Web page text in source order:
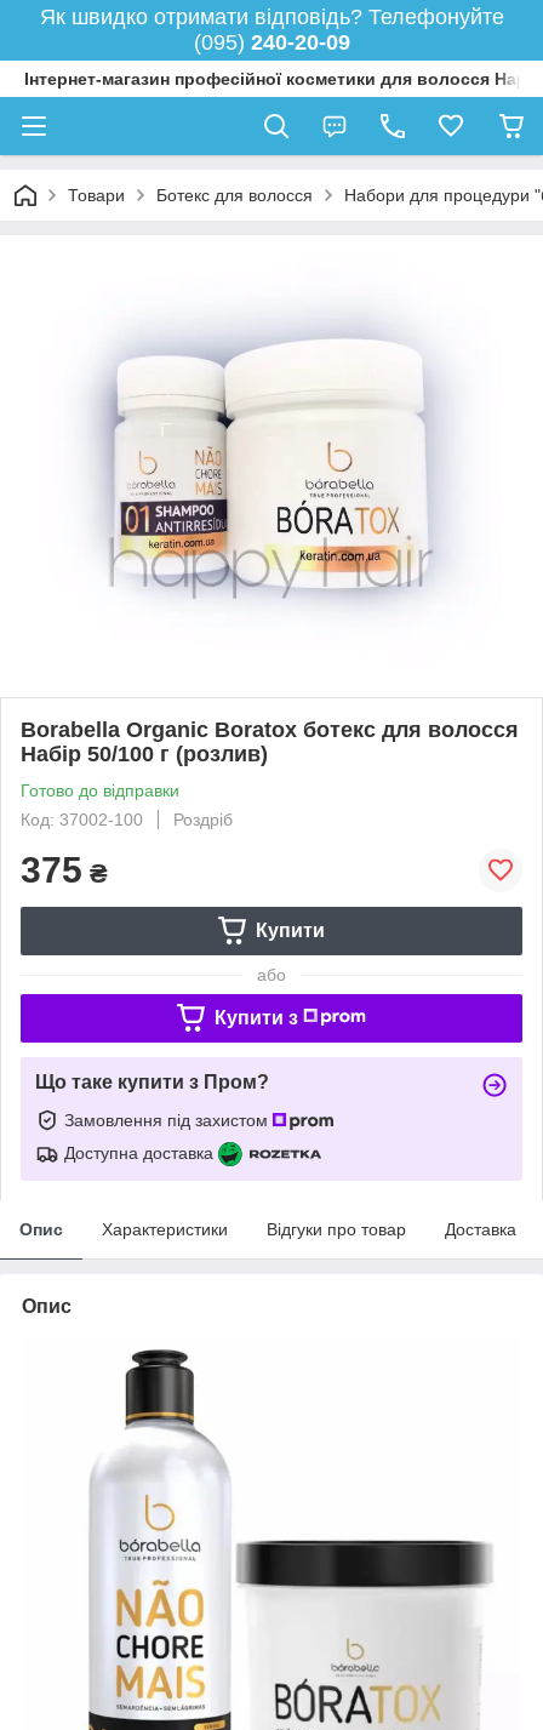
Як швидко отримати відповідь? Телефонуйте
(095) 240-20-09
Інтернет-магазин професійної косметики для волосся
Товари Ботекс для волосся Набори для процедури
Borabella Organic Boratox ботекс для волосся
Набір 50/100 г (розлив)
Готово до відправки
Код: 37002-100
Роздріб
375 ₴
Купити
або
Купити з
Що таке купити з Пром?
Замовлення під захистом
Доступна доставка
Опис Характеристики Відгуки про товар Доставка
Опис